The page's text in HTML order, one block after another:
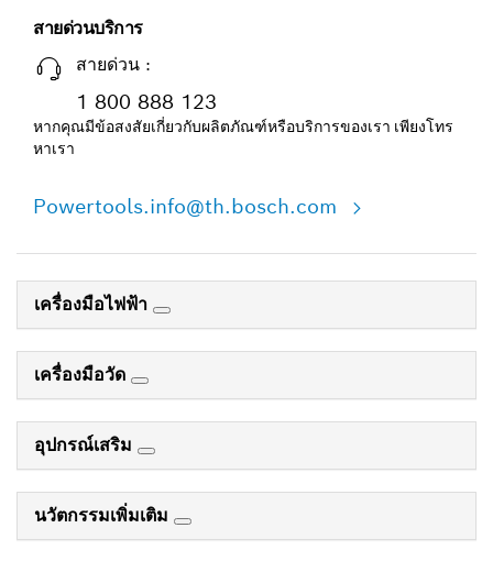
สายด่วนบริการ
สายด่วน :
1 800 888 123
หากคุณมีข้อสงสัยเกี่ยวกับผลิตภัณฑ์หรือบริการของเรา เพียงโทร
หาเรา
Powertools.info@th.bosch.com
เครื่องมือไฟฟ้า
เครื่องมือวัด
อุปกรณ์เสริม
นวัตกรรมเพิ่มเติม